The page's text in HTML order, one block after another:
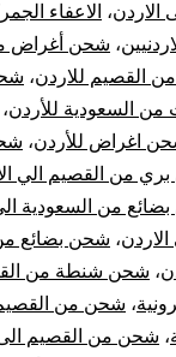
الاردن، الاعفاء
، شحن أغراض
القصيم للاردن،
السعودية للأردن،
اغراض للأردن،
من القصيم الي
من السعودية
، شحن بضائع
، شحن شنطة من
، شحن من القصيم
، شحن من القصيم